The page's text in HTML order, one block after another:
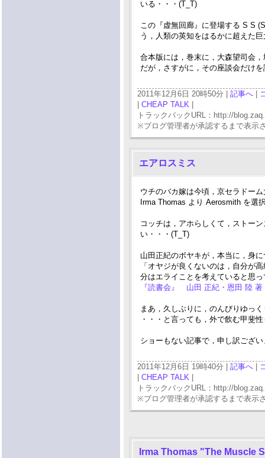
いる・・・(T_T)
この『虚無回廊』に登場する S S
う，人類の英知をはるかに超えた
合本版には，巻末に，大森望司会
だが，さすがに，その座談会だけ
2011年12月6日 20時50分 | 記事へ
CHEAP TALK
トラックバックURL：http://
※ブログ管理者が承認するまで表示
エアロスミス
ウチのバカ嫁は今頃，京セラドー
Irma Thomas より Aerosmith を選
コッチは，アホらしくて，ストー
い・・・(T_T)
山田正紀のボヤキが，本当に，身
「オヤジが良くないのは，自分が
分はエライことを考えていると思
『読書会』 山田 正紀・恩田 陸 著
まあ，久しぶりに，のんびりゆっ
・・・と言っても，外で飲む甲斐
ショーもない記事で，申し訳ござ
2011年12月6日 19時40分 | 記事へ
CHEAP TALK
トラックバックURL：http://
※ブログ管理者が承認するまで表示
Irma Thomas "The Muscle